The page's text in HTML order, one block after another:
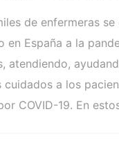
de enfermeras se
en España a la
atendiendo,
cuidados a los
COVID-19. En